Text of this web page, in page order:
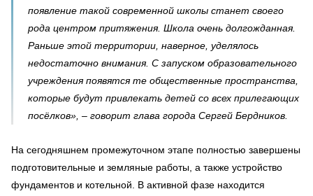
появление такой современной школы станет своего
рода центром притяжения. Школа очень долгожданная.
Раньше этой территории, наверное, уделялось
недостаточно внимания. С запуском образовательного
учреждения появятся те общественные пространства,
которые будут привлекать детей со всех прилегающих
посёлков», – говорит глава города Сергей Бердников.
На сегодняшнем промежуточном этапе полностью завершены
подготовительные и земляные работы, а также устройство
фундаментов и котельной. В активной фазе находится